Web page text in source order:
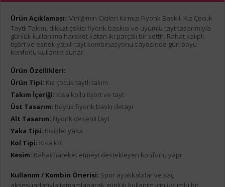
Ürün Açıklaması: Miniğimin Cicileri Kırmızı Fiyonk Baskılı Kız Çocuk
Taytlı Takım, dikkat çekici fiyonk baskısı ve uyumlu tayt tasarımıyla
günlük kullanıma hareket katan iki parçalı bir settir. Rahat kalıplı
tişört ve esnek yapılı tayt kombinasyonu sayesinde gün boyu
konforlu kullanım sunar.
Ürün Özellikleri:
Ürün Tipi: Kız çocuk taytlı takım
Takım İçeriği: Kısa kollu tişört ve tayt
Üst Tasarım: Büyük fiyonk baskı detayı
Alt Tasarım: Fiyonk desenli tayt
Yaka Tipi: Bisiklet yaka
Kol Tipi: Kısa kol
Kesim: Rahat hareket etmeyi destekleyen konforlu yapı
Kullanım / Kombin Önerisi: Spor ayakkabılar ve saç
aksesuarlarıyla tamamlanarak günlük kullanım için uyumlu bir